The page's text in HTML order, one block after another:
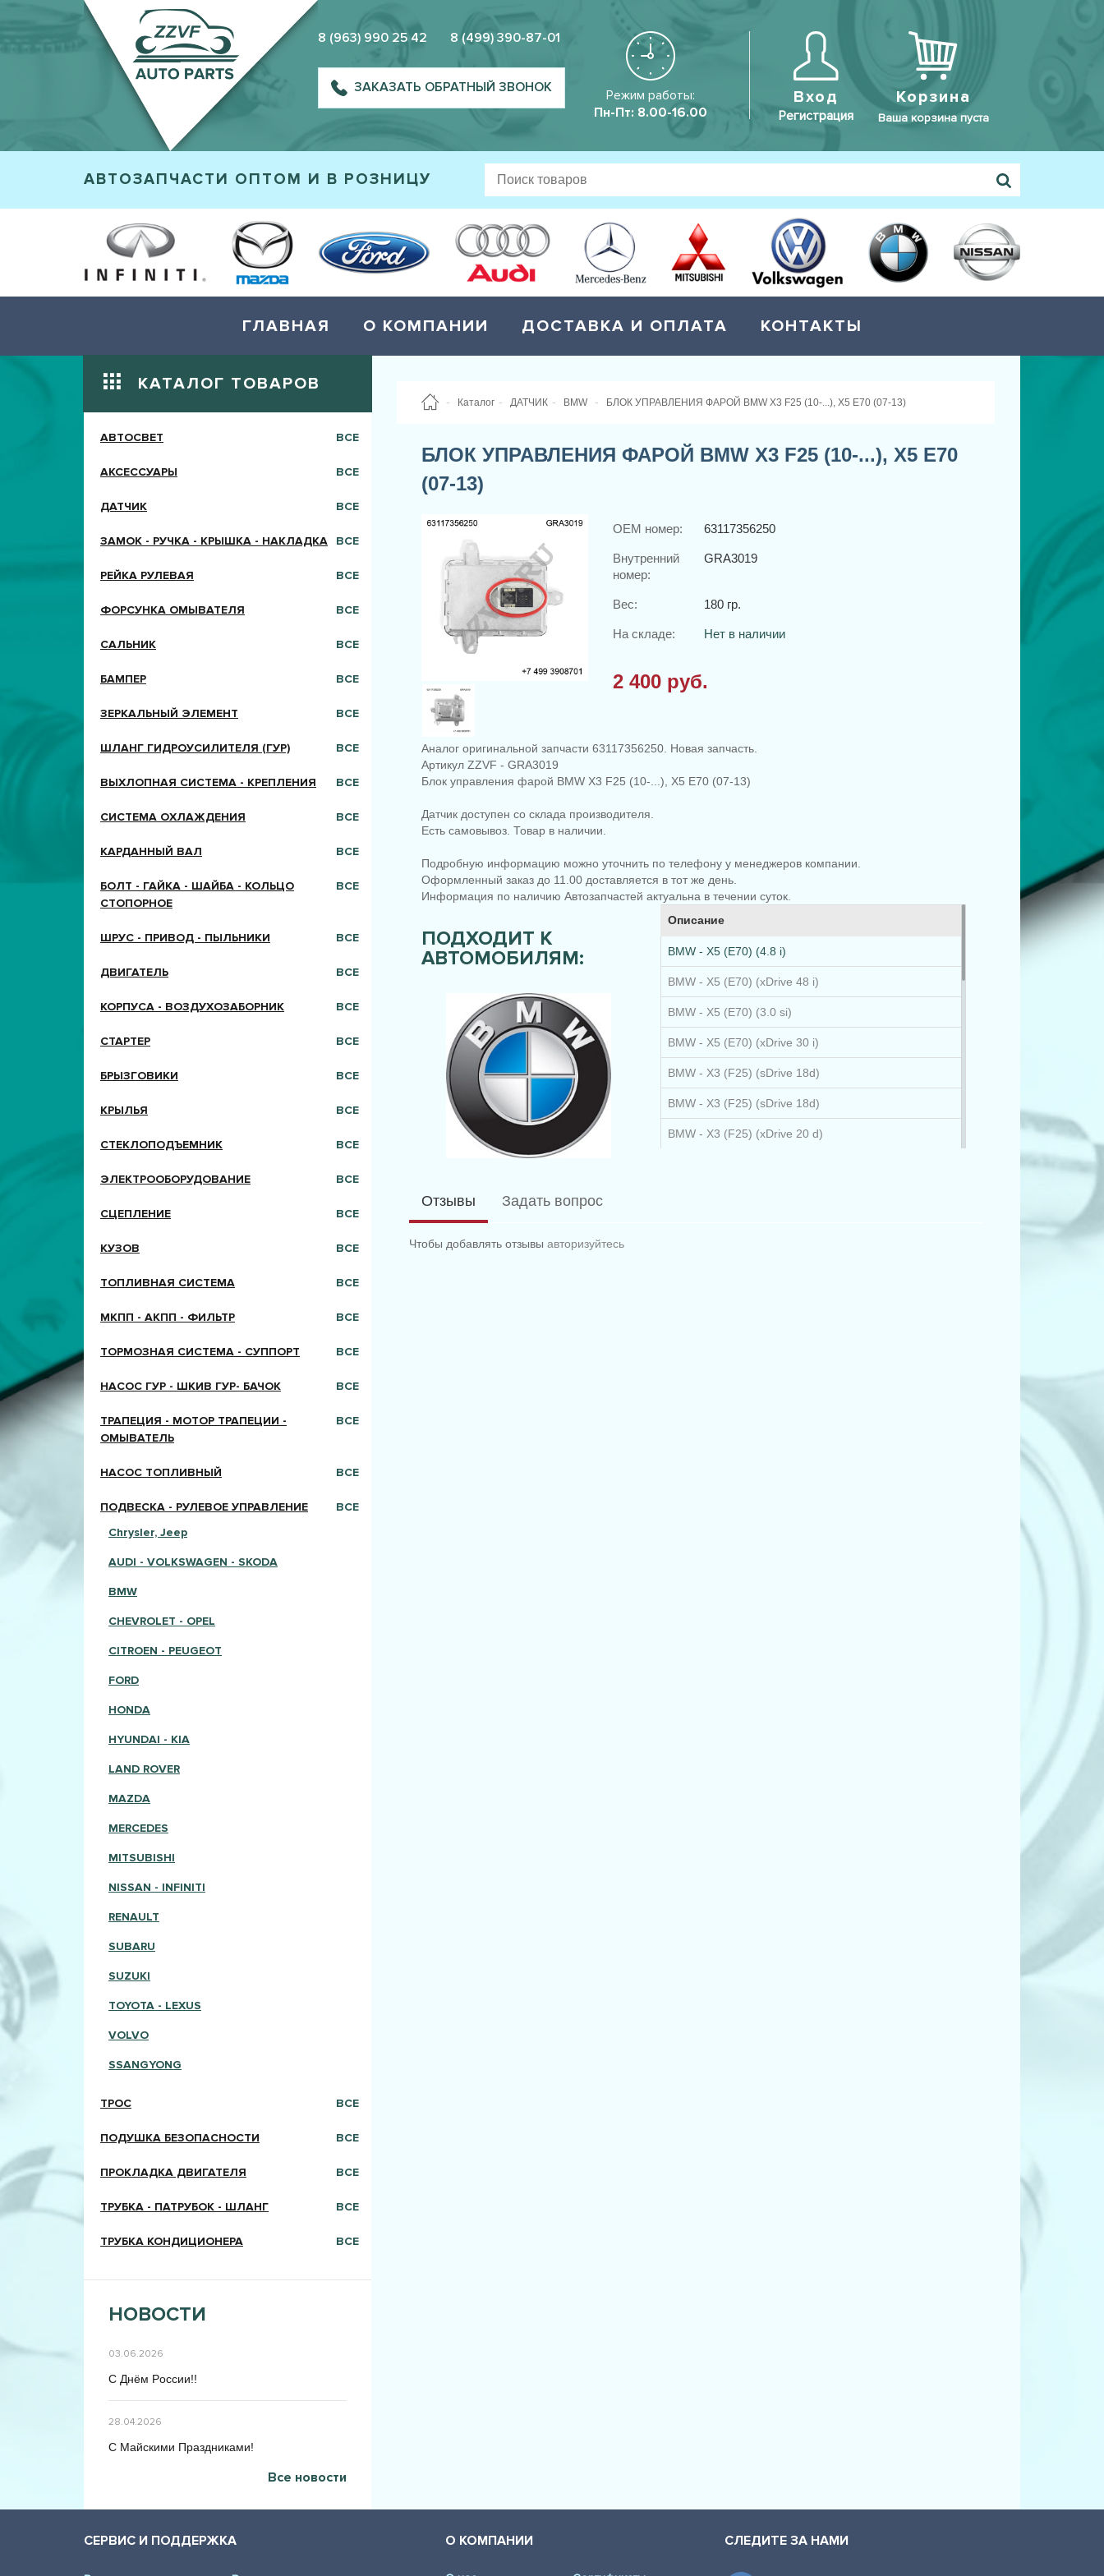
8 (963) 990 25 42 8 (499) 390-87-01
ЗАКАЗАТЬ ОБРАТНЫЙ ЗВОНОК
Режим работы:
Пн-Пт: 8.00-16.00
Вход
Регистрация
Корзина
Ваша корзина пуста
АВТОЗАПЧАСТИ ОПТОМ И В РОЗНИЦУ
ГЛАВНАЯ О КОМПАНИИ ДОСТАВКА И ОПЛАТА КОНТАКТЫ
КАТАЛОГ ТОВАРОВ
ВСЕ
АВТОСВЕТ
ВСЕ
АКСЕССУАРЫ
ВСЕ
ДАТЧИК
ВСЕ
ЗАМОК - РУЧКА - КРЫШКА - НАКЛАДКА
ВСЕ
РЕЙКА РУЛЕВАЯ
ВСЕ
ФОРСУНКА ОМЫВАТЕЛЯ
ВСЕ
САЛЬНИК
ВСЕ
БАМПЕР
ВСЕ
ЗЕРКАЛЬНЫЙ ЭЛЕМЕНТ
ВСЕ
ШЛАНГ ГИДРОУСИЛИТЕЛЯ (ГУР)
ВСЕ
ВЫХЛОПНАЯ СИСТЕМА - КРЕПЛЕНИЯ
ВСЕ
СИСТЕМА ОХЛАЖДЕНИЯ
ВСЕ
КАРДАННЫЙ ВАЛ
ВСЕ
БОЛТ - ГАЙКА - ШАЙБА - КОЛЬЦО
СТОПОРНОЕ
ВСЕ
ШРУС - ПРИВОД - ПЫЛЬНИКИ
ВСЕ
ДВИГАТЕЛЬ
ВСЕ
КОРПУСА - ВОЗДУХОЗАБОРНИК
ВСЕ
СТАРТЕР
ВСЕ
БРЫЗГОВИКИ
ВСЕ
КРЫЛЬЯ
ВСЕ
СТЕКЛОПОДЪЕМНИК
ВСЕ
ЭЛЕКТРООБОРУДОВАНИЕ
ВСЕ
СЦЕПЛЕНИЕ
ВСЕ
КУЗОВ
ВСЕ
ТОПЛИВНАЯ СИСТЕМА
ВСЕ
МКПП - АКПП - ФИЛЬТР
ВСЕ
ТОРМОЗНАЯ СИСТЕМА - СУППОРТ
ВСЕ
НАСОС ГУР - ШКИВ ГУР- БАЧОК
ВСЕ
ТРАПЕЦИЯ - МОТОР ТРАПЕЦИИ -
ОМЫВАТЕЛЬ
ВСЕ
НАСОС ТОПЛИВНЫЙ
ВСЕ
ПОДВЕСКА - РУЛЕВОЕ УПРАВЛЕНИЕ
Chrysler, Jeep
AUDI - VOLKSWAGEN - SKODA
BMW
CHEVROLET - OPEL
CITROEN - PEUGEOT
FORD
HONDA
HYUNDAI - KIA
LAND ROVER
MAZDA
MERCEDES
MITSUBISHI
NISSAN - INFINITI
RENAULT
SUBARU
SUZUKI
TOYOTA - LEXUS
VOLVO
SSANGYONG
ВСЕ
ТРОС
ВСЕ
ПОДУШКА БЕЗОПАСНОСТИ
ВСЕ
ПРОКЛАДКА ДВИГАТЕЛЯ
ВСЕ
ТРУБКА - ПАТРУБОК - ШЛАНГ
ВСЕ
ТРУБКА КОНДИЦИОНЕРА
НОВОСТИ
03.06.2026
C Днём Poccии!!
28.04.2026
C Maйcкими Праздниками!
Все новости
Каталог ДАТЧИК BMW БЛОК УПРАВЛЕНИЯ ФАРОЙ BMW X3 F25 (10-...), X5 E70 (07-13)
БЛОК УПРАВЛЕНИЯ ФАРОЙ BMW X3 F25 (10-...), X5 E70
(07-13)
OEM номер: 63117356250
Внутренний
номер:
GRA3019
Вес: 180 гр.
На складе: Нет в наличии
2 400 руб.
Аналог оригинальной запчасти 63117356250. Новая запчасть.
Артикул ZZVF - GRA3019
Блок управления фарой BMW X3 F25 (10-...), X5 E70 (07-13)
Датчик доступен со склада производителя.
Есть самовывоз. Товар в наличии.
Подробную информацию можно уточнить по телефону у менеджеров компании.
Оформленный заказ до 11.00 доставляется в тот же день.
Информация по наличию Автозапчастей актуальна в течении суток.
ПОДХОДИТ К
АВТОМОБИЛЯМ:
Описание
BMW - X5 (E70) (4.8 i)
BMW - X5 (E70) (xDrive 48 i)
BMW - X5 (E70) (3.0 si)
BMW - X5 (E70) (xDrive 30 i)
BMW - X3 (F25) (sDrive 18d)
BMW - X3 (F25) (sDrive 18d)
BMW - X3 (F25) (xDrive 20 d)
Отзывы Задать вопрос
Чтобы добавлять отзывы авторизуйтесь
СЕРВИС И ПОДДЕРЖКА О КОМПАНИИ СЛЕДИТЕ ЗА НАМИ